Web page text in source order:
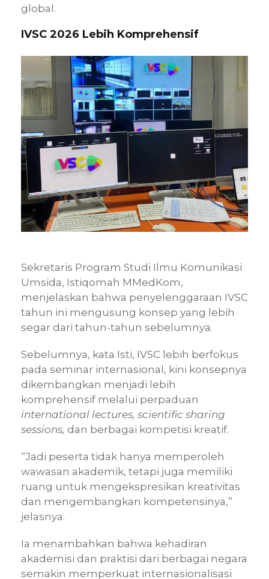
global.
IVSC 2026 Lebih Komprehensif
Sekretaris Program Studi Ilmu Komunikasi
Umsida, Istiqomah MMedKom,
menjelaskan bahwa penyelenggaraan IVSC
tahun ini mengusung konsep yang lebih
segar dari tahun-tahun sebelumnya.
Sebelumnya, kata Isti, IVSC lebih berfokus
pada seminar internasional, kini konsepnya
dikembangkan menjadi lebih
komprehensif melalui perpaduan
international lectures, scientific sharing
sessions, dan berbagai kompetisi kreatif.
“Jadi peserta tidak hanya memperoleh
wawasan akademik, tetapi juga memiliki
ruang untuk mengekspresikan kreativitas
dan mengembangkan kompetensinya,”
jelasnya.
Ia menambahkan bahwa kehadiran
akademisi dan praktisi dari berbagai negara
semakin memperkuat internasionalisasi